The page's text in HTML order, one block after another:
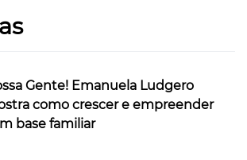
Gente! Emanuela Ludgero
como crescer e empreender
base familiar